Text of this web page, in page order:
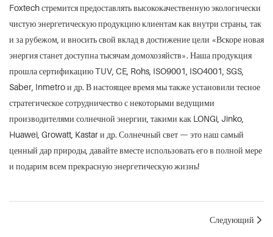
Foxtech стремится предоставлять высококачественную экологически
чистую энергетическую продукцию клиентам как внутри страны, так
и за рубежом, и вносить свой вклад в достижение цели «Вскоре новая
энергия станет доступна тысячам домохозяйств». Наша продукция
прошла сертификацию TUV, CE, Rohs, ISO9001, ISO4001, SGS,
Saber, Inmetro и др. В настоящее время мы также установили тесное
стратегическое сотрудничество с некоторыми ведущими
производителями солнечной энергии, такими как LONGi, Jinko,
Huawei, Growatt, Kastar и др. Солнечный свет — это наш самый
ценный дар природы, давайте вместе использовать его в полной мере
и подарим всем прекрасную энергетическую жизнь!
Следующий